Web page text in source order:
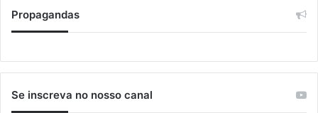
Propagandas
Se inscreva no nosso canal